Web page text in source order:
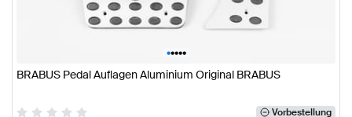
•••••
BRABUS Pedal Auflagen Aluminium Original BRABUS
Vorbestellung